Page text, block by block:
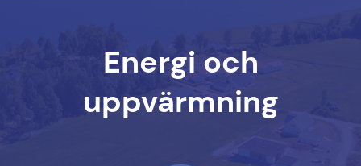
Energi och
uppvärmning